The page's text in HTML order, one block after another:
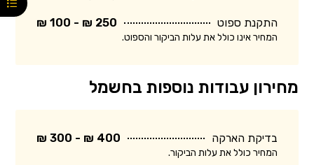
התקנת ספוט 250 ₪ - 100 ₪
המחיר אינו כולל את עלות הביקור והספוט.
מחירון עבודות נוספות בחשמל
בדיקת הארקה 400 ₪ - 300 ₪
המחיר כולל את עלות הביקור.